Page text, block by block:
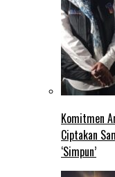
Komitmen
Ciptakan
‘Simpun’